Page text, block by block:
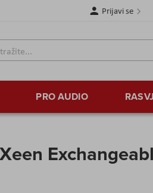
Prijavi se
PRO AUDIO